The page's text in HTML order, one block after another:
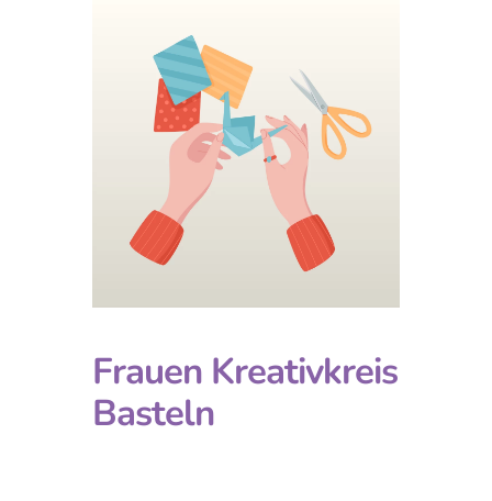
Frauen Kreativkreis
Basteln